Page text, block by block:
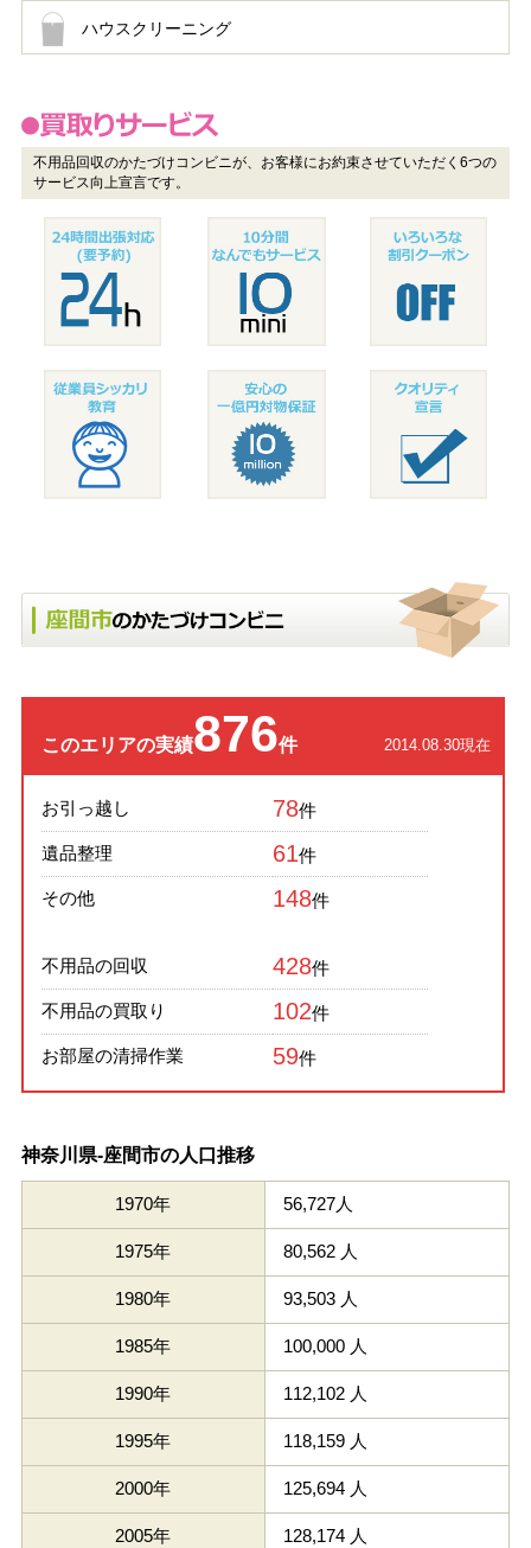
ハウスクリーニング
不用品回収のかたづけコンビニが、お客様にお約束させていただく6つの
サービス向上宣言です。
このエリアの実績876件 2014.08.30現在
お引っ越し 78件
遺品整理 61件
その他 148件
不用品の回収 428件
不用品の買取り 102件
お部屋の清掃作業 59件
神奈川県-座間市の人口推移
1970年 56,727人
1975年 80,562 人
1980年 93,503 人
1985年 100,000 人
1990年 112,102 人
1995年 118,159 人
2000年 125,694 人
2005年 128,174 人